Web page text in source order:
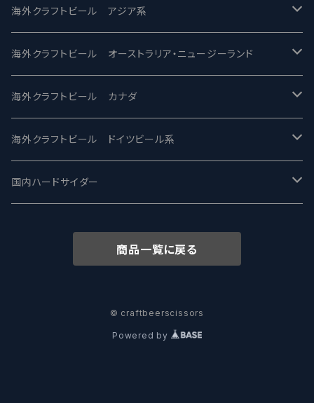
2nd Story Ale Works -セカンドストーリー
ビアへるん - Beer Hearn
忽布古丹醸造 - HOP KOTAN
ワイマーケットブルーイング Y.Market Brewing
志賀高原ビール - SIGAKOGEN
箕面ビール - MINOH BEER
サンクトガーレン - Sankt Gallen
Maui マウイ
Toppling Goliath トップリンゴライアス
Fair State フェアステイト
Lagunitas ラグニタス
FirestoneWalker ファイアストーン
Mikkeller ミッケラー
Hop Nation ホップネーション
UnBarred -アンバード
SAIREN /サイレン
ワイルドチャイルド - Wilde Child
BrewDog Brewery - ブリュードッグ
The Flying Inn / ザ フライイング イン
Lambiek Fabriek - ファブリーク
海外クラフトビール アジア系
gweilo-鬼佬 グウァイロ
Heart Of Darkness - ハートオブダークネス
Carbon brews -カーボン
TAIHU - タイフー
Behemoth - ベヒーモス
海外クラフトビール オーストラリア・ニュージーランド
ROCKY RIDGE - ロッキーリッジ
BODRIGGY BREWING ボッドリッジー
CO-CONSPIRATORS コ・コンスピレーターズ
Deep Creek Brewing Co.
8 Wired エイトワイアード
海外クラフトビール カナダ
Jackie O's ジャッキーオーズ
Westbrook ウェストブルック
Strathcona ストラスコナ
ODIN BREWING オディン
海外クラフトビール ドイツビール系
Karmeliten カーメリテン
Früh フリュー
国内ハードサイダー
商品一覧に戻る
© craftbeerscissors
Powered by